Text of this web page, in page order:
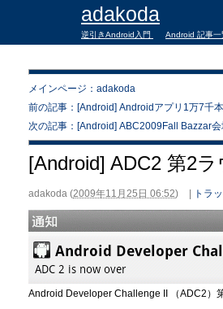
adakoda
逆引きAndroid入門 Android 記事一
メインページ：adakoda
前の記事：[Android] Androidアプリ1万7千
次の記事：[Android] ABC2009Fall Bazzar
[Android] ADC2 第2
adakoda (2009年11月25日 06:52) トラ
Android Developer Challenge II （ADC2）